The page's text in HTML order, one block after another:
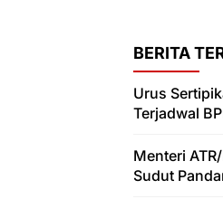
BERITA
Urus
Terjadwal
Menteri
Sudut